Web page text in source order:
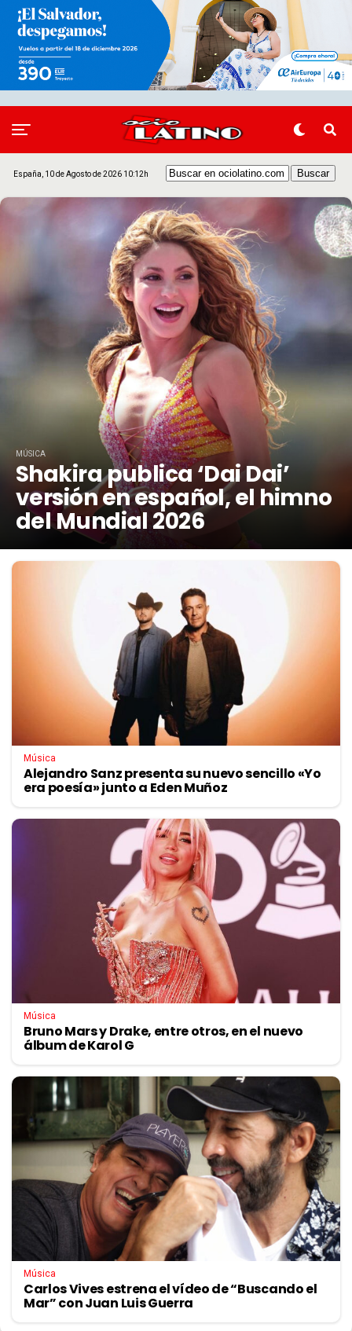
España, 10 de Agosto de 2026 10:12h
MÚSICA
Shakira publica ‘Dai Dai’
versión en español, el himno
del Mundial 2026
Música
Alejandro Sanz presenta su nuevo sencillo «Yo
era poesía» junto a Eden Muñoz
Música
Bruno Mars y Drake, entre otros, en el nuevo
álbum de Karol G
Música
Carlos Vives estrena el vídeo de “Buscando el
Mar” con Juan Luis Guerra